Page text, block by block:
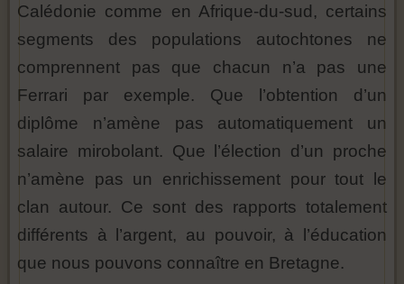
Calédonie comme en Afrique-du-sud, certains
segments des populations autochtones ne
comprennent pas que chacun n’a pas une
Ferrari par exemple. Que l’obtention d’un
diplôme n’amène pas automatiquement un
salaire mirobolant. Que l’élection d’un proche
n’amène pas un enrichissement pour tout le
clan autour. Ce sont des rapports totalement
différents à l’argent, au pouvoir, à l’éducation
que nous pouvons connaître en Bretagne.